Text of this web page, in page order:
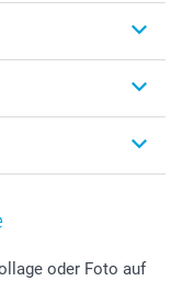
oder Foto auf